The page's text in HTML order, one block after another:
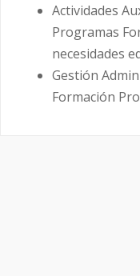
Actividades
Programas
necesidades
Gestión
Formación